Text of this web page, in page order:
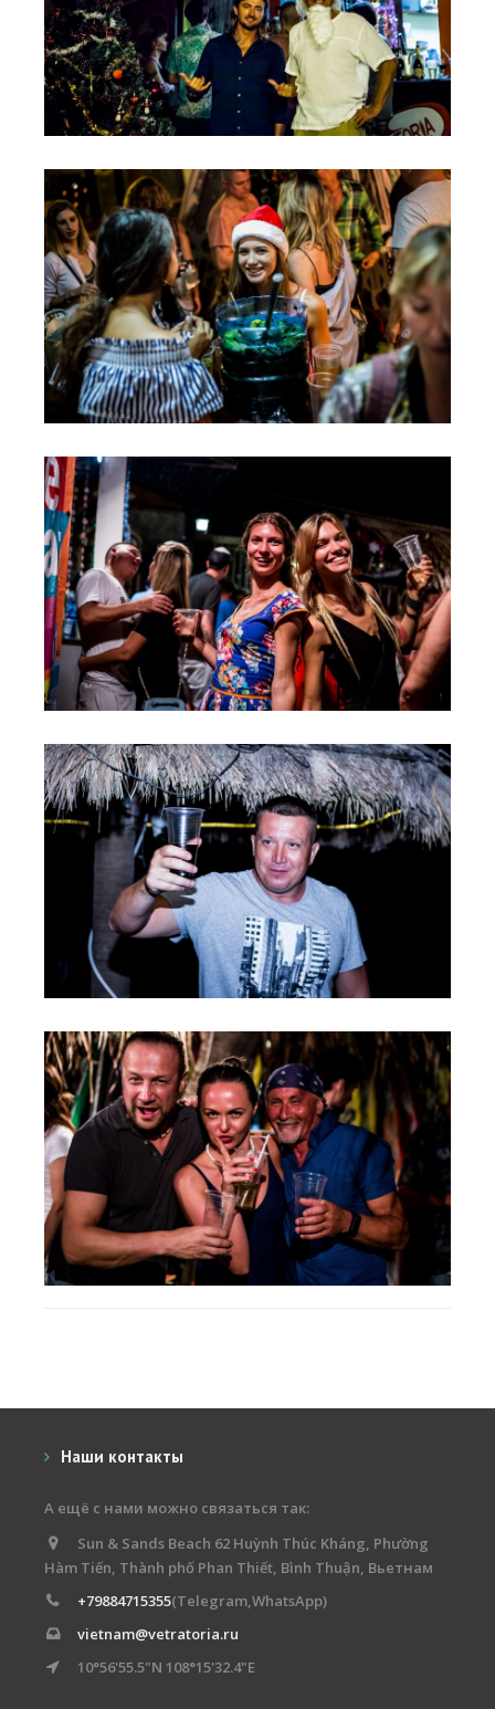
Наши контакты
А ещё с нами можно связаться так:
Sun & Sands Beach 62 Huỳnh Thúc Kháng, Phường
Hàm Tiến, Thành phố Phan Thiết, Bình Thuận, Вьетнам
+79884715355(Telegram,WhatsApp)
vietnam@vetratoria.ru
10°56'55.5"N 108°15'32.4"E